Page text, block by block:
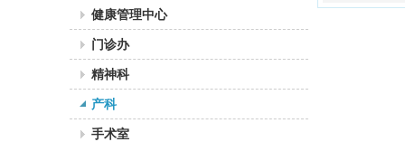
健康管理中心
门诊办
精神科
产科
手术室